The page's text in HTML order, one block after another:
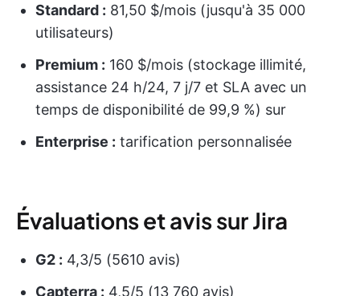
Standard : 81,50 $/mois (jusqu'à 35 000
utilisateurs)
Premium : 160 $/mois (stockage illimité,
assistance 24 h/24, 7 j/7 et SLA avec un
temps de disponibilité de 99,9 %) sur
Enterprise : tarification personnalisée
Évaluations et avis sur Jira
G2 : 4,3/5 (5610 avis)
Capterra : 4,5/5 (13 760 avis)